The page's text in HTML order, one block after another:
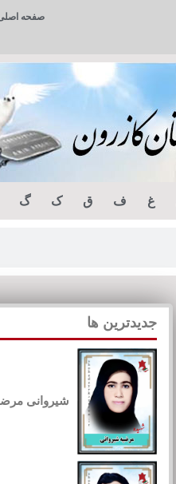
صفحه
غ ف ق ک گ
جدیدترین ها
شیروانی